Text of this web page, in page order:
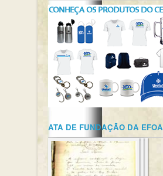
ATA DE FUNDAÇÃO DA EFOA